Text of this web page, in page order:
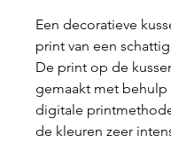
Een decoratieve
print van een
De print op de
gemaakt met behulp
digitale
de kleuren zeer